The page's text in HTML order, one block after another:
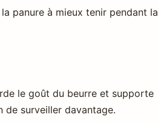
panure à mieux tenir pendant la
le goût du beurre et supporte
de surveiller davantage.